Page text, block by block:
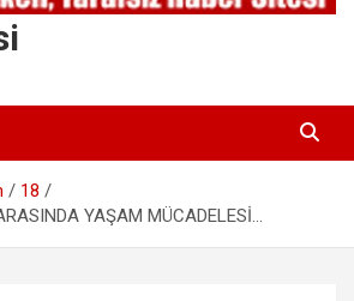
18
YAŞAM MÜCADELESİ…